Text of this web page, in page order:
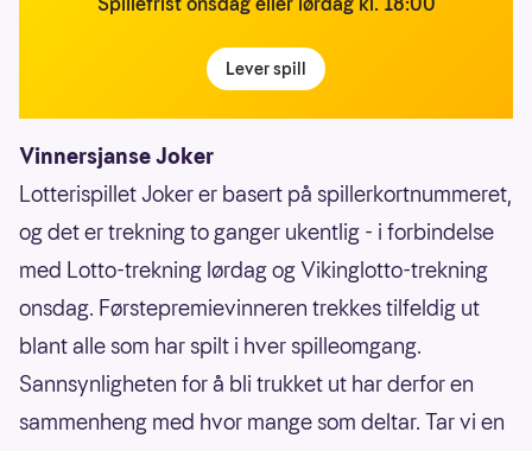
Lever spill
Vinnersjanse Joker
Lotterispillet Joker er basert på spillerkortnummeret,
og det er trekning to ganger ukentlig - i forbindelse
med Lotto-trekning lørdag og Vikinglotto-trekning
onsdag. Førstepremievinneren trekkes tilfeldig ut
blant alle som har spilt i hver spilleomgang.
Sannsynligheten for å bli trukket ut har derfor en
sammenheng med hvor mange som deltar. Tar vi en